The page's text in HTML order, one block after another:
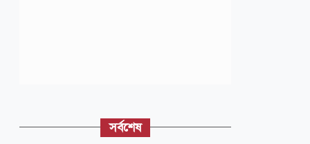
সর্বশেষ